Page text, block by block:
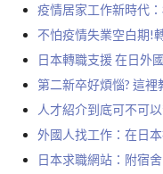
疫情居家工作新時代
不怕疫情失業空白期!
日本轉職支援 在日外
第二新卒好煩惱? 這
人才紹介到底可不可
外國人找工作：在日
日本求職網站：附宿